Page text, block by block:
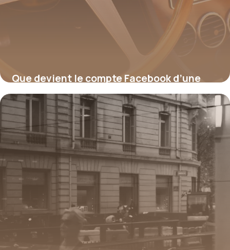
Que devient le compte Facebook d’une
personne décédée ?
17 juillet 2026